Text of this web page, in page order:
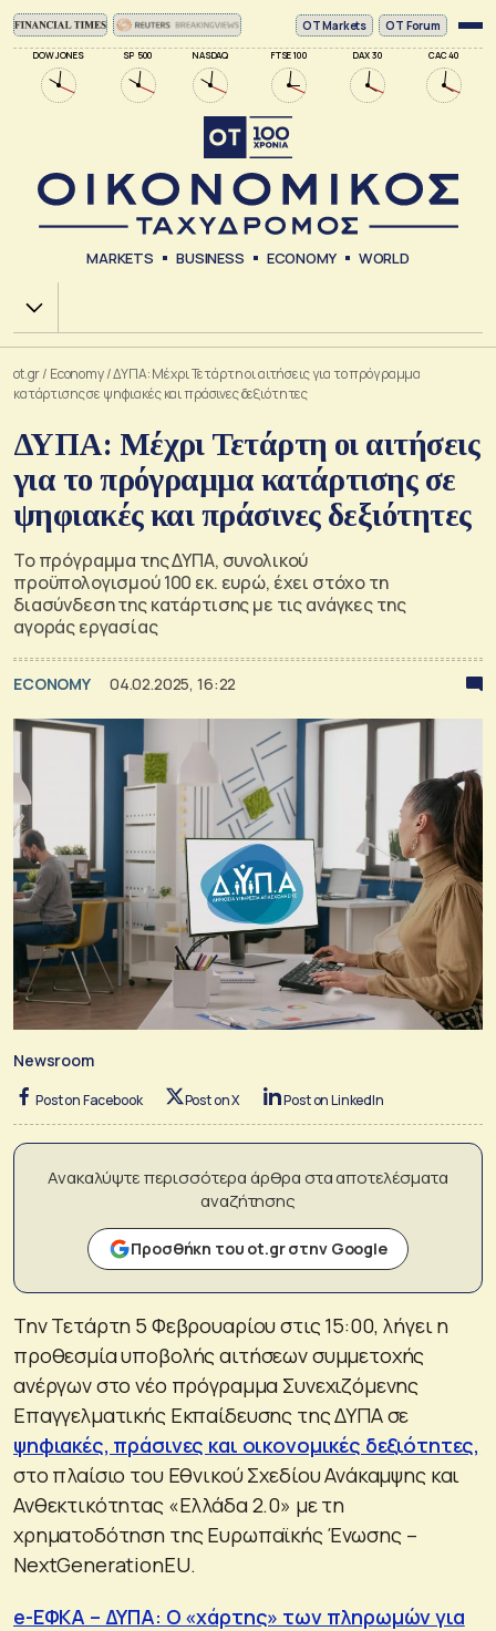
DOW JONES SP 500 NASDAQ FTSE 100 DAX 30 CAC 40
ΟΤ Markets OT Forum
MARKETS BUSINESS ECONOMY WORLD
Χ.Α.
ot.gr/ Economy/ΔΥΠΑ: Μέχρι Τετάρτη οι αιτήσεις για το πρόγραμμα
κατάρτισης σε ψηφιακές και πράσινες δεξιότητες
ΔΥΠΑ: Μέχρι Τετάρτη οι αιτήσεις
για το πρόγραμμα κατάρτισης σε
ψηφιακές και πράσινες δεξιότητες
Το πρόγραμμα της ΔΥΠΑ, συνολικού
προϋπολογισμού 100 εκ. ευρώ, έχει στόχο τη
διασύνδεση της κατάρτισης με τις ανάγκες της
αγοράς εργασίας
ECONOMY 04.02.2025, 16:22
Newsroom
Post on Facebook Post on X Post on LinkedIn
Ανακαλύψτε περισσότερα άρθρα στα αποτελέσματα
αναζήτησης
Προσθήκη του ot.gr στην Google
Την Τετάρτη 5 Φεβρουαρίου στις 15:00, λήγει η
προθεσμία υποβολής αιτήσεων συμμετοχής
ανέργων στο νέο πρόγραμμα Συνεχιζόμενης
Επαγγελματικής Εκπαίδευσης της ΔΥΠΑ σε
ψηφιακές, πράσινες και οικονομικές δεξιότητες,
στο πλαίσιο του Εθνικού Σχεδίου Ανάκαμψης και
Ανθεκτικότητας «Ελλάδα 2.0» με τη
χρηματοδότηση της Ευρωπαϊκής Ένωσης –
NextGenerationEU.
e-ΕΦΚΑ – ΔΥΠΑ: Ο «χάρτης» των πληρωμών για